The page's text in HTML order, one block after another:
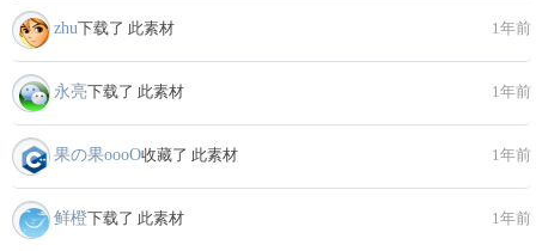
zhu下载了 此素材 1年前
永亮下载了 此素材 1年前
果の果ooοО收藏了 此素材 1年前
鲜橙下载了 此素材 1年前